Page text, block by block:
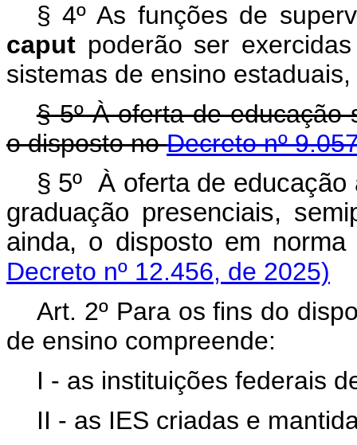
§ 4º As funções de
caput poderão ser
sistemas de ensino
§ 5º À oferta de educação
o disposto noDecreto nº
§ 5º À oferta de
graduação presenciais,
ainda, o disposto em norma
Decreto nº 12.456, de 2025)
Art. 2º Para os fins do
de ensino compreende:
I - as instituições federais
II - as IES criadas e